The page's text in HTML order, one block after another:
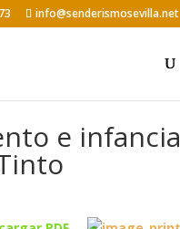
info@senderismosevilla.net
e infancia